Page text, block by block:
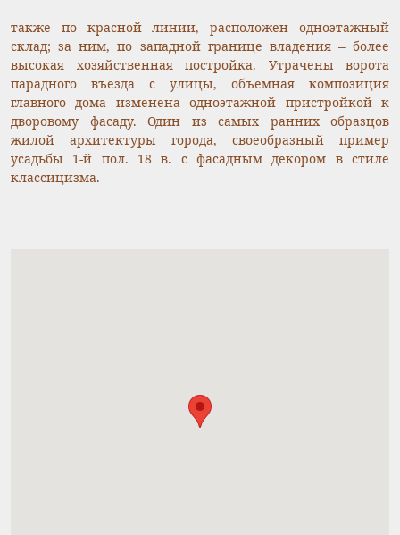
также по красной линии, расположен одноэтажный
склад; за ним, по западной границе владения – более
высокая хозяйственная постройка. Утрачены ворота
парадного въезда с улицы, объемная композиция
главного дома изменена одноэтажной пристройкой к
дворовому фасаду. Один из самых ранних образцов
жилой архитектуры города, своеобразный пример
усадьбы 1-й пол. 18 в. с фасадным декором в стиле
классицизма.